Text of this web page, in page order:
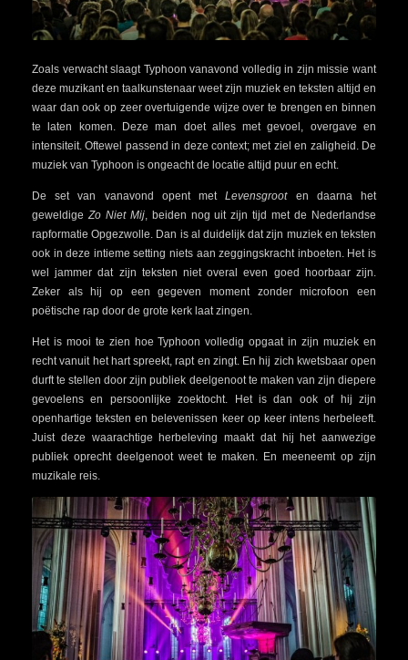
Zoals verwacht slaagt Typhoon vanavond volledig in zijn missie want
deze muzikant en taalkunstenaar weet zijn muziek en teksten altijd en
waar dan ook op zeer overtuigende wijze over te brengen en binnen
te laten komen. Deze man doet alles met gevoel, overgave en
intensiteit. Oftewel passend in deze context; met ziel en zaligheid. De
muziek van Typhoon is ongeacht de locatie altijd puur en echt.
De set van vanavond opent metLevensgrooten daarna het
geweldigeZo Niet Mij, beiden nog uit zijn tijd met de Nederlandse
rapformatie Opgezwolle. Dan is al duidelijk dat zijn muziek en teksten
ook in deze intieme setting niets aan zeggingskracht inboeten. Het is
wel jammer dat zijn teksten niet overal even goed hoorbaar zijn.
Zeker als hij op een gegeven moment zonder microfoon een
poëtische rap door de grote kerk laat zingen.
Het is mooi te zien hoe Typhoon volledig opgaat in zijn muziek en
recht vanuit het hart spreekt, rapt en zingt. En hij zich kwetsbaar open
durft te stellen door zijn publiek deelgenoot te maken van zijn diepere
gevoelens en persoonlijke zoektocht. Het is dan ook of hij zijn
openhartige teksten en belevenissen keer op keer intens herbeleeft.
Juist deze waarachtige herbeleving maakt dat hij het aanwezige
publiek oprecht deelgenoot weet te maken. En meeneemt op zijn
muzikale reis.